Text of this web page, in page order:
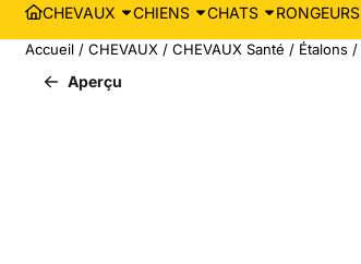
CHEVAUX CHIENS CHATS RONGEURS
Accueil / CHEVAUX / CHEVAUX Santé / Étalons /
Aperçu